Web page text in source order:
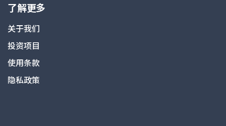
了解更多
关于我们
投资项目
使用条款
隐私政策